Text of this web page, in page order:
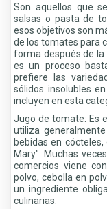
Son aquellos que
salsas o pasta de
esos objetivos son
de los tomates para
forma después de la
es un proceso
prefiere las
sólidos insolubles
incluyen en esta
Jugo de tomate: Es
utiliza
bebidas en
Mary". Muchas
comercios viene
polvo, cebolla en
un ingrediente
culinarias.